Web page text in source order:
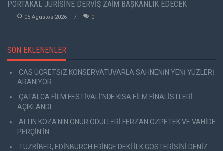
PORTAKAL JÜRİSİNE DERVİŞ ZAİM BAŞKANLIK EDECEK
05 Agustos 2026 0
SON EKLENENLER
CAS ÜCRETSİZ KONSERVATUVARLA SAHNENİN YENİ YÜZLERİ
ARANIYOR
ÇATALCA FİLM FESTİVALİ'NDE KISA FİLM FİNALİSTLERİ
AÇIKLANDI
ALTIN KOZA'NIN ONUR ÖDÜLLERİ FERZAN ÖZPETEK VE VAHİDE
PERÇİN'İN
TUZBİBER, EDİNBURGH FRİNGE'DEKİ İLK GÖSTERİSİNİ DENİZ